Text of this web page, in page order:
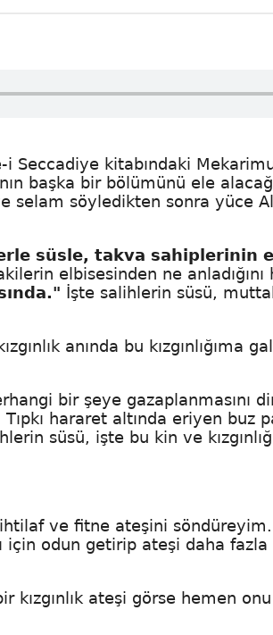
Seccadiye kitabındaki
başka bir bölümünü ele
selam söyledikten sonra yüce
süsle, takva sahiplerinin
elbisesinden ne anladığını
İşte salihlerin süsü,
anında bu kızgınlığıma
bir şeye gazaplanmasını
hararet altında eriyen buz
süsü, işte bu kin ve
ve fitne ateşini
için odun getirip ateşi daha fazla
kızgınlık ateşi görse hemen